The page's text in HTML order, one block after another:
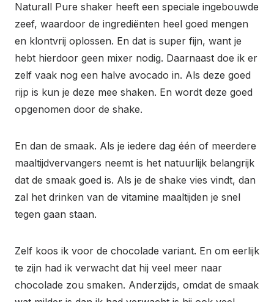
Naturall Pure shaker heeft een speciale ingebouwde
zeef, waardoor de ingrediënten heel goed mengen
en klontvrij oplossen. En dat is super fijn, want je
hebt hierdoor geen mixer nodig. Daarnaast doe ik er
zelf vaak nog een halve avocado in. Als deze goed
rijp is kun je deze mee shaken. En wordt deze goed
opgenomen door de shake.
En dan de smaak. Als je iedere dag één of meerdere
maaltijdvervangers neemt is het natuurlijk belangrijk
dat de smaak goed is. Als je de shake vies vindt, dan
zal het drinken van de vitamine maaltijden je snel
tegen gaan staan.
Zelf koos ik voor de chocolade variant. En om eerlijk
te zijn had ik verwacht dat hij veel meer naar
chocolade zou smaken. Anderzijds, omdat de smaak